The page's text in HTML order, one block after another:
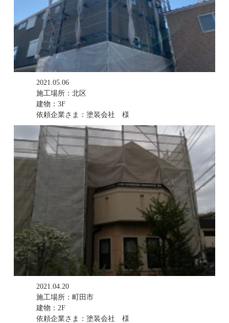
2021.05.06
施工場所：北区
建物：3F
依頼企業さま：塗装会社 様
2021.04.20
施工場所：町田市
建物：2F
依頼企業さま：塗装会社 様